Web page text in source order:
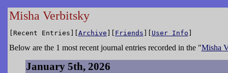
Misha Verbitsky
[Recent Entries][Archive ][ Friends ][ User Info ]
Below are the 1 most recent journal entries recorded in the "Misha
January 5th, 2026